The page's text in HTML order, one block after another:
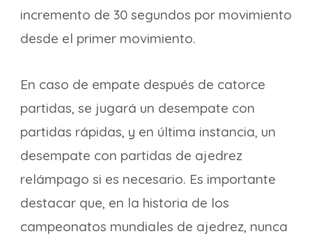
incremento de 30 segundos por movimiento
desde el primer movimiento.
En caso de empate después de catorce
partidas, se jugará un desempate con
partidas rápidas, y en última instancia, un
desempate con partidas de ajedrez
relámpago si es necesario. Es importante
destacar que, en la historia de los
campeonatos mundiales de ajedrez, nunca